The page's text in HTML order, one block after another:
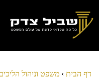
לתוכן
דף הבית › משפט וניהול